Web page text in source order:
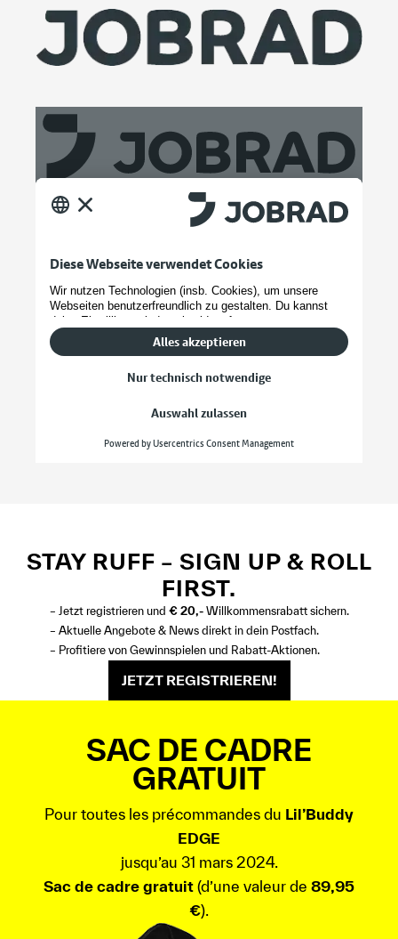
STAY RUFF – SIGN UP & ROLL
FIRST.
– Jetzt registrieren und € 20,-Willkommensrabatt sichern.
– Aktuelle Angebote & News direkt in dein Postfach.
– Profitiere von Gewinnspielen und Rabatt-Aktionen.
JETZT REGISTRIEREN!
SAC DE CADRE
GRATUIT
Pour toutes les précommandes du Lil’Buddy
EDGE
jusqu’au 31 mars 2024.
Sac de cadre gratuit (d’une valeur de 89,95
€).